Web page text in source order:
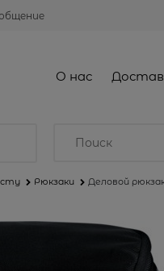
О нас
Рюкзаки Деловой